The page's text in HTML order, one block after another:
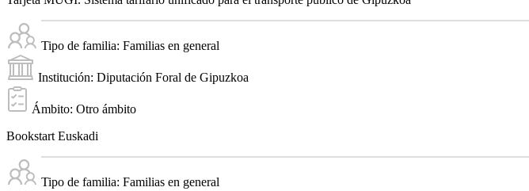
Tipo de familia: Familias en general
Institución: Diputación Foral de Gipuzkoa
Ámbito: Otro ámbito
Bookstart Euskadi
Tipo de familia: Familias en general